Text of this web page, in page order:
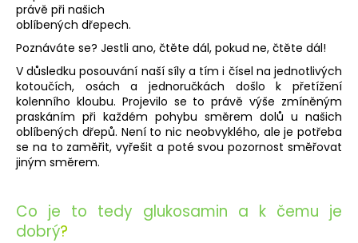
právě při našich
oblíbených dřepech.
Poznáváte se? Jestli ano, čtěte dál, pokud ne, čtěte dál!
V důsledku posouvání naší síly a tím i čísel na jednotlivých
kotoučích, osách a jednoručkách došlo k přetížení
kolenního kloubu. Projevilo se to právě výše zmíněným
praskáním při každém pohybu směrem dolů u našich
oblíbených dřepů. Není to nic neobvyklého, ale je potřeba
se na to zaměřit, vyřešit a poté svou pozornost směřovat
jiným směrem.
Co je to tedy glukosamin a k čemu je
dobrý?
m
e
OMEGA
3
-
1200
MG
485
Kč